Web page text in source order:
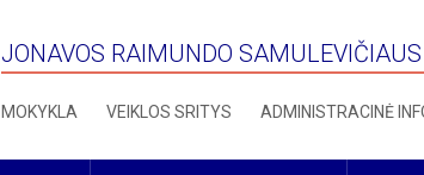
JONAVOS RAIMUNDO
MOKYKLA VEIKLOS SRITYS ADMINISTRACINĖ